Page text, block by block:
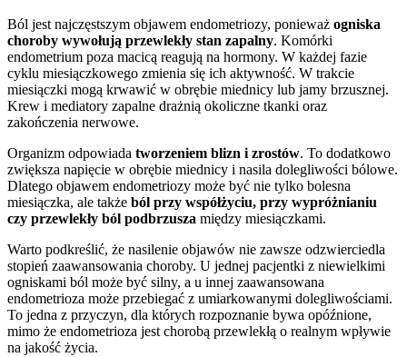
Ból jest najczęstszym objawem endometriozy, ponieważ ogniska
choroby wywołują przewlekły stan zapalny. Komórki
endometrium poza macicą reagują na hormony. W każdej fazie
cyklu miesiączkowego zmienia się ich aktywność. W trakcie
miesiączki mogą krwawić w obrębie miednicy lub jamy brzusznej.
Krew i mediatory zapalne drażnią okoliczne tkanki oraz
zakończenia nerwowe.
Organizm odpowiada tworzeniem blizn i zrostów. To dodatkowo
zwiększa napięcie w obrębie miednicy i nasila dolegliwości bólowe.
Dlatego objawem endometriozy może być nie tylko bolesna
miesiączka, ale także ból przy współżyciu, przy wypróżnianiu
czy przewlekły ból podbrzusza między miesiączkami.
Warto podkreślić, że nasilenie objawów nie zawsze odzwierciedla
stopień zaawansowania choroby. U jednej pacjentki z niewielkimi
ogniskami ból może być silny, a u innej zaawansowana
endometrioza może przebiegać z umiarkowanymi dolegliwościami.
To jedna z przyczyn, dla których rozpoznanie bywa opóźnione,
mimo że endometrioza jest chorobą przewlekłą o realnym wpływie
na jakość życia.